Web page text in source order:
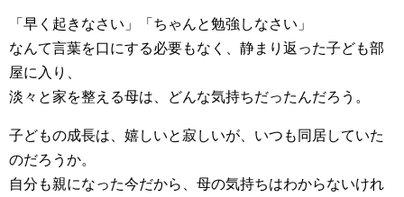
「早く起きなさい」「ちゃんと勉強しなさい」
なんて言葉を口にする必要もなく、静まり返った子ども部
屋に入り、
淡々と家を整える母は、どんな気持ちだったんだろう。
子どもの成長は、嬉しいと寂しいが、いつも同居していた
のだろうか。
自分も親になった今だから、母の気持ちはわからないけれ